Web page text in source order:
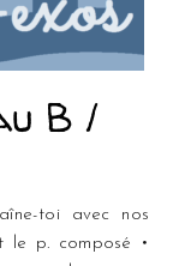
B /
le p. composé •